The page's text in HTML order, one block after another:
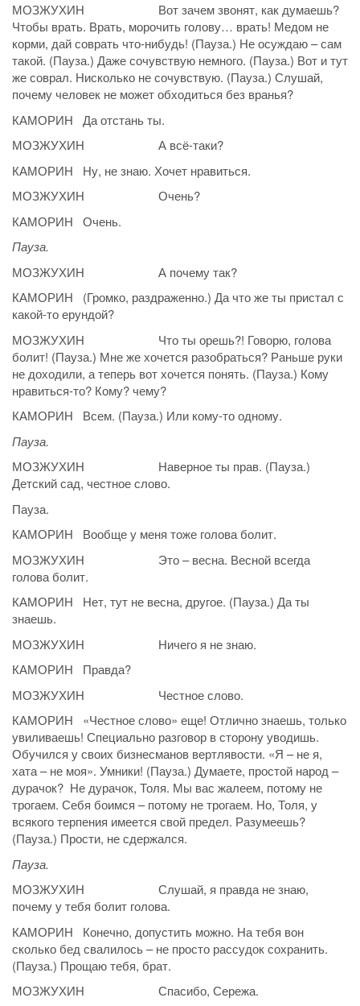
МОЗЖУХИН Вот зачем звонят, как думаешь?
Чтобы врать. Врать, морочить голову… врать! Медом не
корми, дай соврать что-нибудь! (Пауза.) Не осуждаю – сам
такой. (Пауза.) Даже сочувствую немного. (Пауза.) Вот и тут
же соврал. Нисколько не сочувствую. (Пауза.) Слушай,
почему человек не может обходиться без вранья?
КАМОРИН Да отстань ты.
МОЗЖУХИН А всё-таки?
КАМОРИН Ну, не знаю. Хочет нравиться.
МОЗЖУХИН Очень?
КАМОРИН Очень.
Пауза.
МОЗЖУХИН А почему так?
КАМОРИН (Громко, раздраженно.) Да что же ты пристал с
какой-то ерундой?
МОЗЖУХИН Что ты орешь?! Говорю, голова
болит! (Пауза.) Мне же хочется разобраться? Раньше руки
не доходили, а теперь вот хочется понять. (Пауза.) Кому
нравиться-то? Кому? чему?
КАМОРИН Всем. (Пауза.) Или кому-то одному.
Пауза.
МОЗЖУХИН Наверное ты прав. (Пауза.)
Детский сад, честное слово.
Пауза.
КАМОРИН Вообще у меня тоже голова болит.
МОЗЖУХИН Это – весна. Весной всегда
голова болит.
КАМОРИН Нет, тут не весна, другое. (Пауза.) Да ты
знаешь.
МОЗЖУХИН Ничего я не знаю.
КАМОРИН Правда?
МОЗЖУХИН Честное слово.
КАМОРИН «Честное слово» еще! Отлично знаешь, только
увиливаешь! Специально разговор в сторону уводишь.
Обучился у своих бизнесманов вертлявости. «Я – не я,
хата – не моя». Умники! (Пауза.) Думаете, простой народ –
дурачок? Не дурачок, Толя. Мы вас жалеем, потому не
трогаем. Себя боимся – потому не трогаем. Но, Толя, у
всякого терпения имеется свой предел. Разумеешь?
(Пауза.) Прости, не сдержался.
Пауза.
МОЗЖУХИН Слушай, я правда не знаю,
почему у тебя болит голова.
КАМОРИН Конечно, допустить можно. На тебя вон
сколько бед свалилось – не просто рассудок сохранить.
(Пауза.) Прощаю тебя, брат.
МОЗЖУХИН Спасибо, Сережа.